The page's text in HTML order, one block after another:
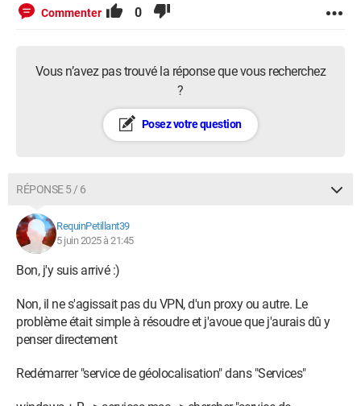
Commenter 0
Vous n’avez pas trouvé la réponse que vous recherchez
?
Posez votre question
RÉPONSE 5 / 6
RequinPetillant39
5 juin 2025 à 21:45
Bon, j'y suis arrivé :)
Non, il ne s'agissait pas du VPN, d'un proxy ou autre. Le
problème était simple à résoudre et j'avoue que j'aurais dû y
penser directement
Redémarrer "service de géolocalisation" dans "Services"